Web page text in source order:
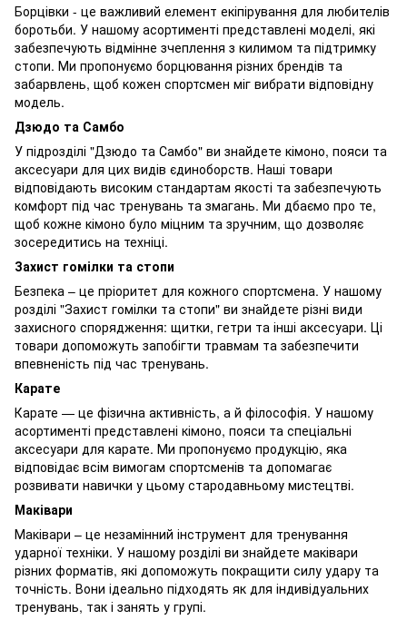
Борцівки - це важливий елемент екіпірування для любителів
боротьби. У нашому асортименті представлені моделі, які
забезпечують відмінне зчеплення з килимом та підтримку
стопи. Ми пропонуємо борцювання різних брендів та
забарвлень, щоб кожен спортсмен міг вибрати відповідну
модель.
Дзюдо та Самбо
У підрозділі "Дзюдо та Самбо" ви знайдете кімоно, пояси та
аксесуари для цих видів єдиноборств. Наші товари
відповідають високим стандартам якості та забезпечують
комфорт під час тренувань та змагань. Ми дбаємо про те,
щоб кожне кімоно було міцним та зручним, що дозволяє
зосередитись на техніці.
Захист гомілки та стопи
Безпека – це пріоритет для кожного спортсмена. У нашому
розділі "Захист гомілки та стопи" ви знайдете різні види
захисного спорядження: щитки, гетри та інші аксесуари. Ці
товари допоможуть запобігти травмам та забезпечити
впевненість під час тренувань.
Карате
Карате — це фізична активність, а й філософія. У нашому
асортименті представлені кімоно, пояси та спеціальні
аксесуари для карате. Ми пропонуємо продукцію, яка
відповідає всім вимогам спортсменів та допомагає
розвивати навички у цьому стародавньому мистецтві.
Маківари
Маківари – це незамінний інструмент для тренування
ударної техніки. У нашому розділі ви знайдете маківари
різних форматів, які допоможуть покращити силу удару та
точність. Вони ідеально підходять як для індивідуальних
тренувань, так і занять у групі.